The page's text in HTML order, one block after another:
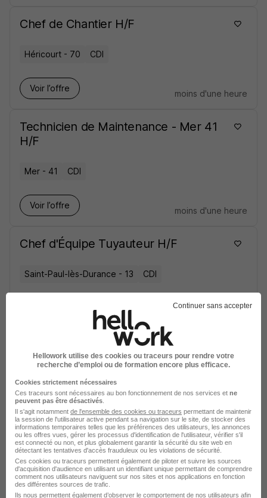
Chef de Chantier H/F
Héricourt - 70 CDI
Voir l’offre
moins d'une heure
Technicien de Maintenance - Mer 41
H/F
Mer - 41 CDI
Voir l’offre
moins d'une heure
Chef d'Équipe Tuyauteur H/F
Saint-Paul-lès-Durance - 13 CDI
Responsable des Tests H/F
CDI
Voir l’offre
il y a 1 jour
Alternance - Apprenti Technicien de
Maintenance H/F
Gennevilliers - 92 Alternance
Continuer sans accepter
Hellowork utilise des cookies ou traceurs pour rendre votre
recherche d’emploi ou de formation encore plus efficace.
Cookies strictement nécessaires
Ces traceurs sont nécessaires au bon fonctionnement de nos services et ne
peuvent pas être désactivés
Il s'agit notamment de l'ensemble des cookies ou traceurs permettant de maintenir
la session de l'utilisateur active pendant sa navigation sur le site, de stocker des
informations temporaires telles que les préférences des utilisateurs, les annonces
ou les offres vues, gérer les processus d'identification de l'utilisateur, vérifier s'il
est connecté ou non, et plus globalement garantir la sécurité du site web en
détectant les tentatives d'accès frauduleux ou les violations de sécurité.
Ces cookies ou traceurs permettent également de piloter et suivre les sources
d'acquisition d'audience en utilisant un identifiant unique permettant de comprendre
comment nos utilisateurs naviguent sur nos sites et nos applications en fonction
des différentes sources de trafic.
Ils nous permettent également d’observer le comportement de nos utilisateurs afin